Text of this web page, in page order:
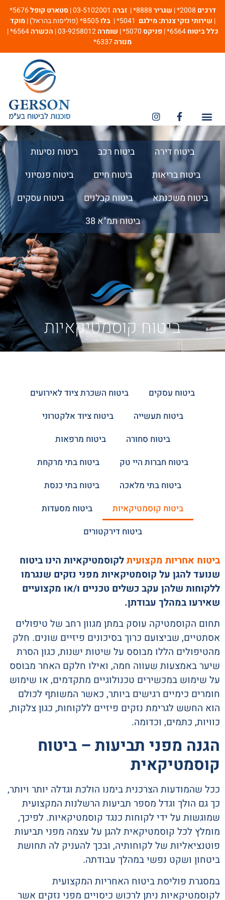
דרכים שגריר זברה סטארט קופל
5676*
| שירותי נזקי צנרת: מילגם בלו8505* (פוליסות בהראל) |
מוקד
כלל ביטוח6564* | פניקס שומרה03-9258012 | הכשרה6564* |
מנורה
ביטוח דירה ביטוח רכב
ביטוח נסיעות
ביטוח בריאות
ביטוח חיים
ביטוח פנסיוני
ביטוח משכנתא
ביטוח קבלנים
ביטוח עסקים
ביטוח תמ"א 38
ביטוח קוסמטיקאיות
ביטוח עסקים
ביטוח השכרת ציוד לאירועים
ביטוח תעשייה
ביטוח ציוד אלקטרוני
ביטוח סחורה
ביטוח מרפאות
ביטוח חברות היי טק
ביטוח בתי מרקחת
ביטוח בתי מלאכה
ביטוח בתי כנסת
ביטוח קוסמטיקאיות
ביטוח מסעדות
ביטוח דירקטורים
ביטוח אחריות מקצועיתלקוסמטיקאיות הינו ביטוח
שנועד להגן על קוסמטיקאיות מפני נזקים שנגרמו
ללקוחות שלהן עקב כשלים טכניים ו/או מקצועיים
שאירעו במהלך עבודתן.
תחום הקוסמטיקה עוסק במתן מגוון רחב של טיפולים
אסתטיים, שביצועם כרוך בסיכונים פיזיים שונים. חלק
מהטיפולים הללו מבוסס על שיטות ישנות, כגון הסרת
שיער באמצעות שעווה חמה, ואילו חלקם האחר מבוסס
על שימוש במכשירים טכנולוגיים מתקדמים, או שימוש
חומרים כימיים רגישים ביותר, כאשר המשותף לכולם
הוא החשש לגרימת נזקים פיזיים ללקוחות, כגון צלקות,
כוויות, כתמים, וכדומה.
הגנה מפני תביעות – ביטוח
קוסמטיקאית
ככל שהמודעות הצרכנית בימנו הולכת וגדלה יותר ויותר,
כך גם הולך וגדל מספר תביעות הרשלנות המקצועית
שמוגשות על ידי לקוחות כנגד קוסמטיקאיות. לפיכך,
מומלץ לכל קוסמטיקאית להגן על עצמה מפני תביעות
פוטנציאליות של לקוחותיה, ובכך להעניק לה תחושת
ביטחון ושקט נפשי במהלך עבודתה.
במסגרת פוליסת ביטוח האחריות המקצועית
לקוסמטיקאיות ניתן לרכוש כיסויים מפני נזקים אשר